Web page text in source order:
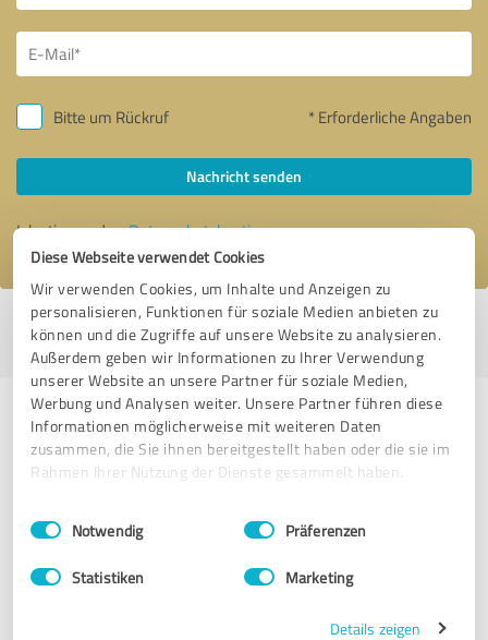
Diese Webseite verwendet Cookies
Wir verwenden Cookies, um Inhalte und Anzeigen zu
personalisieren, Funktionen für soziale Medien anbieten zu
können und die Zugriffe auf unsere Website zu analysieren.
Außerdem geben wir Informationen zu Ihrer Verwendung
unserer Website an unsere Partner für soziale Medien,
Werbung und Analysen weiter. Unsere Partner führen diese
Informationen möglicherweise mit weiteren Daten
zusammen, die Sie ihnen bereitgestellt haben oder die sie im
Rahmen Ihrer Nutzung der Dienste gesammelt haben.
Impressum Datenschutzbestimmungen
Einwilligungsauswahl
Notwendig Präferenzen
Statistiken Marketing
Details zeigen
Bitte um Rückruf * Erforderliche Angaben
Nachricht senden
Ich stimme denDatenschutzbestimmungenzu.
Profil aktiv seit 22.02.2017 | Letzte Aktualisierung: 18.07.2026
melden
Erfahrungen zu weiteren
Anbietern aus dem Bereich
Immobilienvermittlung
Immobilien Rienhardt